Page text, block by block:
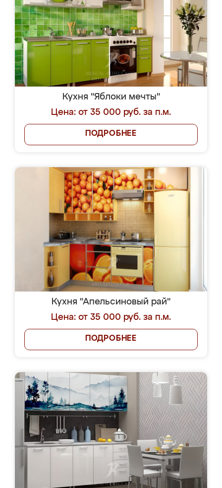
Кухня "Яблоки мечты"
Цена: от 35 000 руб. за п.м.
ПОДРОБНЕЕ
Кухня "Апельсиновый рай"
Цена: от 35 000 руб. за п.м.
ПОДРОБНЕЕ